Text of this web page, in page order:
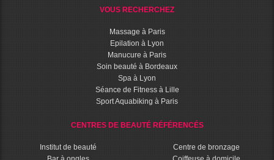
VOUS RECHERCHEZ
Massage à Paris
Epilation à Lyon
Manucure à Paris
Soin beauté à Bordeaux
Spa à Lyon
Séance de Fitness à Lille
Sport Aquabiking à Paris
CENTRES DE BEAUTÉ RÉFÉRENCÉS
Institut de beauté
Centre de bronzage